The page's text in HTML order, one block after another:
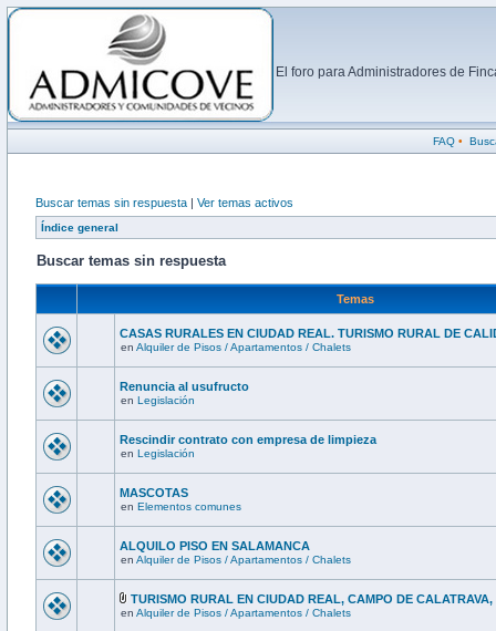
El foro para Administradores de
FAQ•
Buscar temas sin respuesta | Ver temas activos
Índice general
Buscar temas sin respuesta
Temas
CASAS RURALES EN CIUDAD REAL. TURISMO RURAL DE
en Alquiler de Pisos / Apartamentos / Chalets
Renuncia al usufructo
en Legislación
Rescindir contrato con empresa de limpieza
en Legislación
MASCOTAS
en Elementos comunes
ALQUILO PISO EN SALAMANCA
en Alquiler de Pisos / Apartamentos / Chalets
TURISMO RURAL EN CIUDAD REAL, CAMPO DE
en Alquiler de Pisos / Apartamentos / Chalets